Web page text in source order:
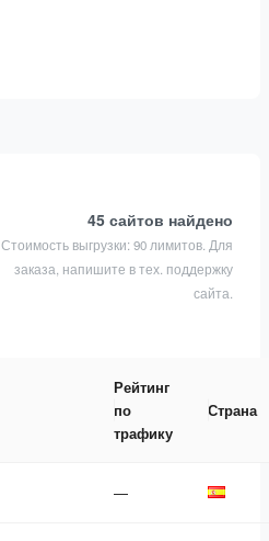
45 сайтов найдено
Стоимость выгрузки: 90 лимитов. Для
заказа, напишите в тех. поддержку
сайта.
Рейтинг
по
трафику
Страна
—